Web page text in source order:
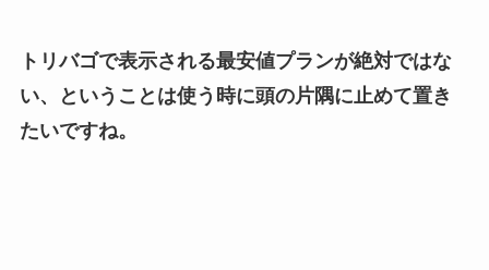
トリバゴで表示される最安値プランが絶対ではな
い、ということは使う時に頭の片隅に止めて置き
たいですね。